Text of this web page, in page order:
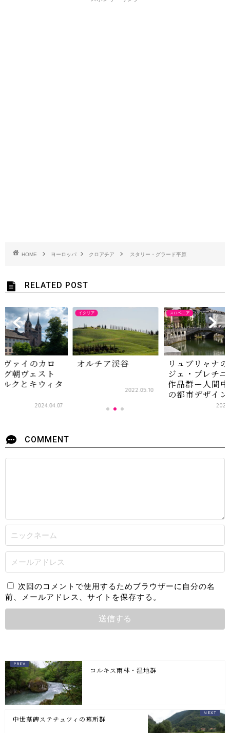
HOME ヨーロッパ クロアチア スタリー・グラード平原
RELATED POST
ヴァイのカロ
グ朝ヴェスト
ルクとキウィタ
2024.04.07
イタリア
オルチア渓谷
2022.05.10
スロベニア
リュブリャナ
ジェ・プレチニ
作品群ー人間
の都市デザイン
COMMENT
次回のコメントで使用するためブラウザーに自分の名
前、メールアドレス、サイトを保存する。
コルキス雨林・湿地群
中世墓碑ステチュツィの墓所群